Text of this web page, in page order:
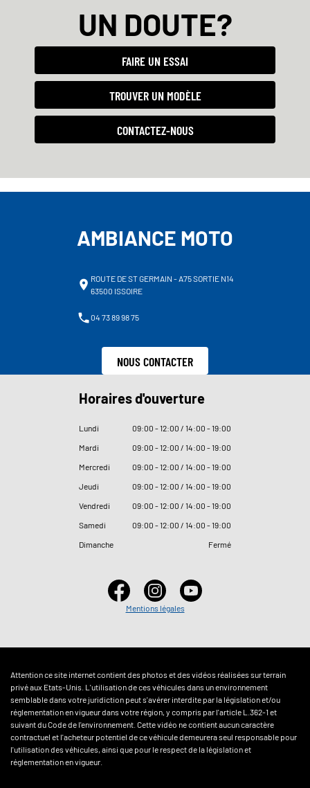
UN DOUTE?
FAIRE UN ESSAI
TROUVER UN MODÈLE
CONTACTEZ-NOUS
AMBIANCE MOTO
ROUTE DE ST GERMAIN - A75 SORTIE N14
63500 ISSOIRE
04 73 89 98 75
NOUS CONTACTER
Horaires d'ouverture
Lundi 09:00 - 12:00 / 14:00 - 19:00
Mardi
09:00 - 12:00 / 14:00 - 19:00
Mercredi
09:00 - 12:00 / 14:00 - 19:00
Jeudi
09:00 - 12:00 / 14:00 - 19:00
Vendredi
09:00 - 12:00 / 14:00 - 19:00
Samedi
09:00 - 12:00 / 14:00 - 19:00
Dimanche
Fermé
Mentions légales
Attention ce site internet contient des photos et des vidéos réalisées sur terrain
privé aux Etats-Unis. L'utilisation de ces véhicules dans un environnement
semblable dans votre juridiction peut s'avérer interdite par la législation et/ou
réglementation en vigueur dans votre région, y compris par l'article L.362-1 et
suivant du Code de l'environnement. Cette vidéo ne contient aucun caractère
contractuel et l'acheteur potentiel de ce véhicule demeurera seul responsable pour
l'utilisation des véhicules, ainsi que pour le respect de la législation et
réglementation en vigueur.